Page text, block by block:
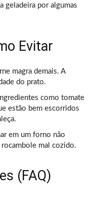
geladeira por algumas
Evitar
magra demais. A
do prato.
como tomate
estão bem escorridos
em um forno não
mal cozido.
(FAQ)